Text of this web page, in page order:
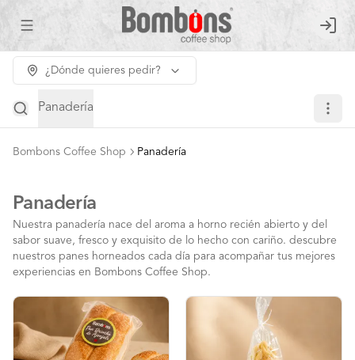
Abrir menu de navegación Login
¿Dónde quieres pedir?
Panadería
Bombons Coffee Shop Panadería
Panadería
Nuestra panadería nace del aroma a horno recién abierto y del
sabor suave, fresco y exquisito de lo hecho con cariño. descubre
nuestros panes horneados cada día para acompañar tus mejores
experiencias en Bombons Coffee Shop.